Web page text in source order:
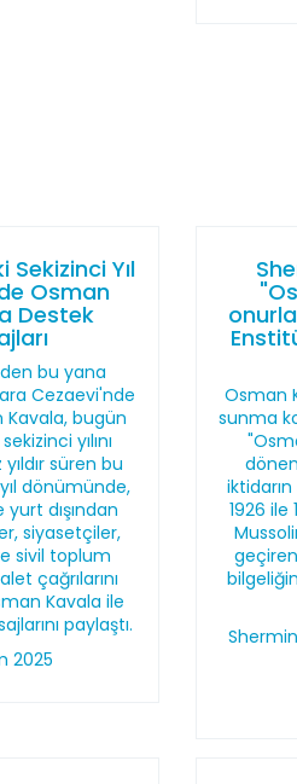
Sekizinci Yıl
Osman
Destek
bu yana
Cezaevi'nde
bugün
yılını
süren bu
dönümünde,
yurt dışından
siyasetçiler,
sivil toplum
çağrılarını
Kavala ile
paylaştı.
2025
Osman
sunma
1926 ile